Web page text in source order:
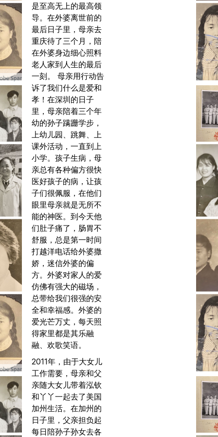
是至高无上的最高领
导。在外婆离世前的
最后日子里，母亲去
重庆待了三个月，陪
在外婆身边细心照料
老人家到人生的最后
一刻。 母亲用行动告
诉了我们什么是爱和
孝！在深圳的日子
里，母亲陪着三个年
幼的孙子蹒跚学步，
上幼儿园、跳舞、上
课外活动，一直到上
小学。孩子生病，母
亲总有各种偏方很快
医好孩子的病，让孩
子们很佩服，在他们
眼里母亲就是无所不
能的神医。到今天他
们肚子痛了，肠胃不
舒服，总是第一时间
打越洋电话给外婆撒
娇，迷信外婆的偏
方。外婆对家人的爱
仿佛有强大的磁场，
总带给我们很强的安
全和幸福感。外婆的
爱光芒万丈，每天照
得家里都是其乐融
融、欢歌笑语。
2011年，由于大女儿
工作需要，母亲和父
亲随大女儿带着泓钦
和丫丫一起去了美国
加州生活。在加州的
日子里，父亲担负起
每日陪孙子孙女去各